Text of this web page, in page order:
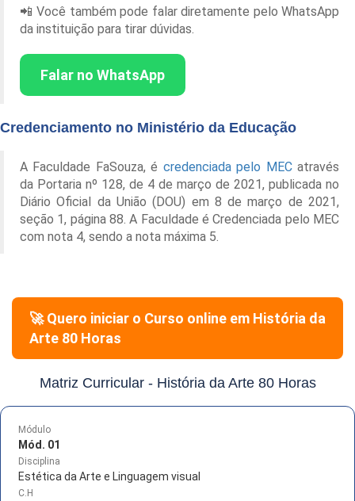
📲 Você também pode falar diretamente pelo WhatsApp
da instituição para tirar dúvidas.
Falar no WhatsApp
Credenciamento no Ministério da Educação
A Faculdade FaSouza, é credenciada pelo MECatravés
da Portaria nº 128, de 4 de março de 2021, publicada no
Diário Oficial da União (DOU) em 8 de março de 2021,
seção 1, página 88. A Faculdade é Credenciada pelo MEC
com nota 4, sendo a nota máxima 5.
🚀 Quero iniciar o Curso online em História da
Arte 80 Horas
Matriz Curricular - História da Arte 80 Horas
Módulo
Mód. 01
Disciplina
Estética da Arte e Linguagem visual
C.H